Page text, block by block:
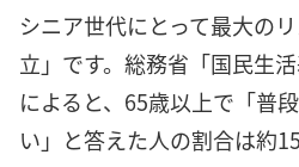
シニア世代にとって最大の
立」です。総務省「国民生
によると、65歳以上で「普
い」と答えた人の割合は約